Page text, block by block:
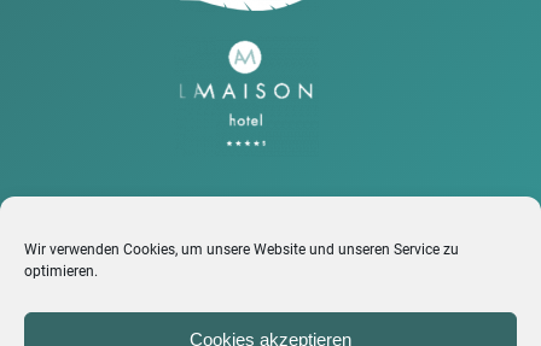
Wir verwenden Cookies, um unsere Website und unseren Service zu
optimieren.
Cookies akzeptieren
LINKS
Barrierefreiheit